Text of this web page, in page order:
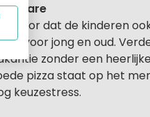
Mare
dat de kinderen
voor jong en oud.
zonder een
pizza staat op het
keuzestress.